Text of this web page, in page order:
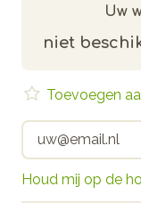
Uw
niet
Houd mij op de
Toevoegen